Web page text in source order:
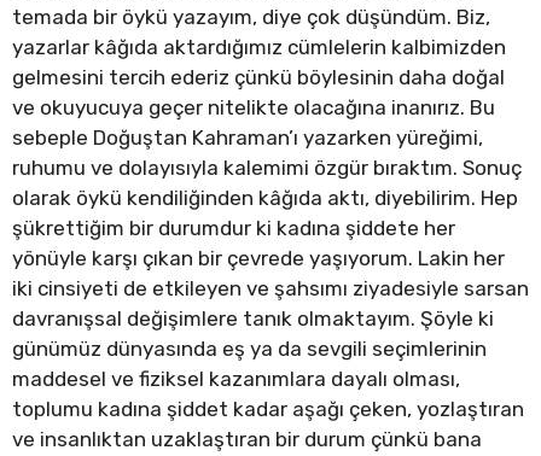
temada bir öykü yazayım, diye çok düşündüm. Biz,
yazarlar kâğıda aktardığımız cümlelerin kalbimizden
gelmesini tercih ederiz çünkü böylesinin daha doğal
ve okuyucuya geçer nitelikte olacağına inanırız. Bu
sebeple Doğuştan Kahraman’ı yazarken yüreğimi,
ruhumu ve dolayısıyla kalemimi özgür bıraktım. Sonuç
olarak öykü kendiliğinden kâğıda aktı, diyebilirim. Hep
şükrettiğim bir durumdur ki kadına şiddete her
yönüyle karşı çıkan bir çevrede yaşıyorum. Lakin her
iki cinsiyeti de etkileyen ve şahsımı ziyadesiyle sarsan
davranışsal değişimlere tanık olmaktayım. Şöyle ki
günümüz dünyasında eş ya da sevgili seçimlerinin
maddesel ve fiziksel kazanımlara dayalı olması,
toplumu kadına şiddet kadar aşağı çeken, yozlaştıran
ve insanlıktan uzaklaştıran bir durum çünkü bana